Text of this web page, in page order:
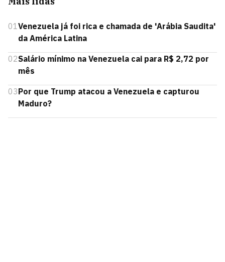
01Venezuela já foi rica e chamada de 'Arábia Saudita'
da América Latina
02Salário mínimo na Venezuela cai para R$ 2,72 por
mês
03Por que Trump atacou a Venezuela e capturou
Maduro?